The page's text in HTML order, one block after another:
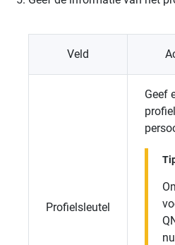
Veld
Profielsleutel
Geef